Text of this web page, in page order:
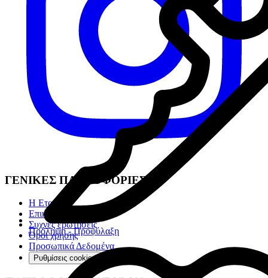
Πρόληψη - Προφύλαξη
ΓΕΝΙΚΕΣ ΠΛΗΡΟΦΟΡΙΕΣ
Η Εταιρία
Επικοινωνία
Συχνές ερωτήσεις
Όροι χρήσης
Προσωπικά Δεδομένα
Ρυθμίσεις cookies